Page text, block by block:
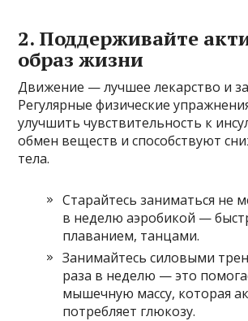
2. Поддерживайте
образ жизни
Движение — лучшее лекарство и
Регулярные физические
улучшить чувствительность к
обмен веществ и способствуют
тела.
Старайтесь заниматься не
в неделю аэробикой —
плаванием, танцами.
Занимайтесь силовыми
раза в неделю — это
мышечную массу, которая
потребляет глюкозу.